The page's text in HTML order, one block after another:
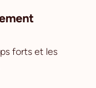
forts et les